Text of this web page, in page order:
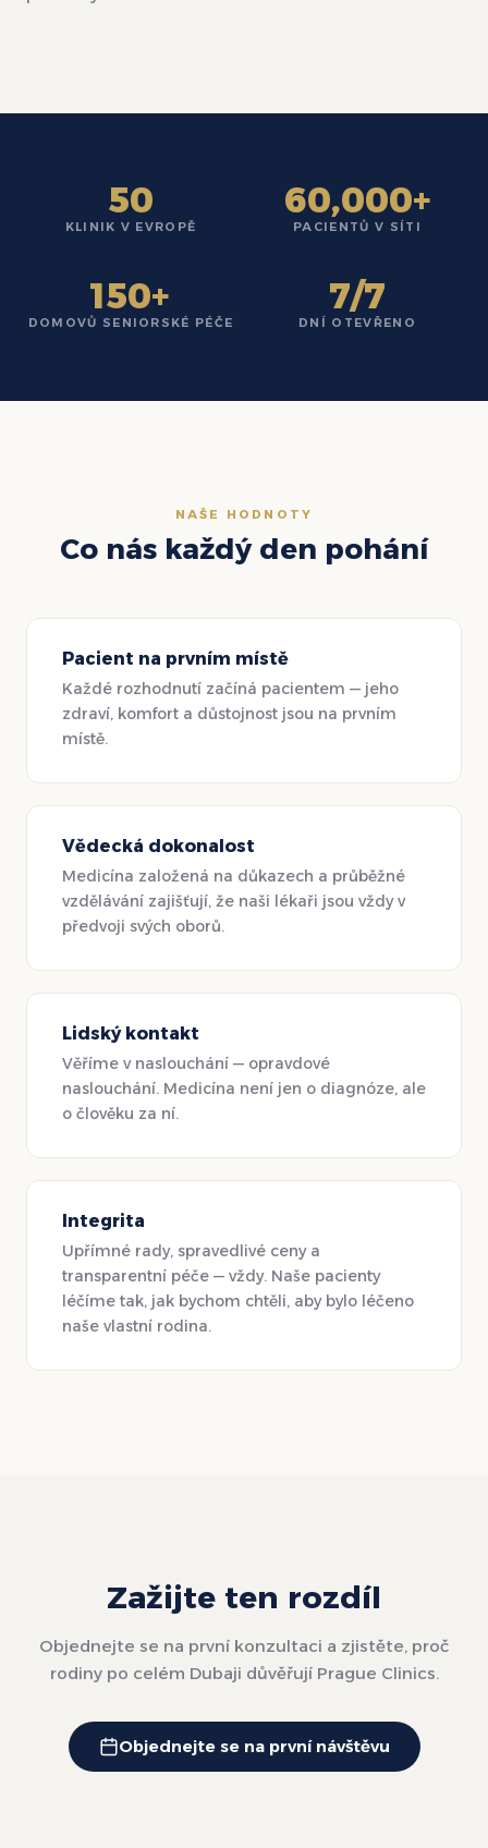
50
KLINIK V EVROPĚ
60,000+
PACIENTŮ V SÍTI
150+
DOMOVŮ SENIORSKÉ PÉČE
7/7
DNÍ OTEVŘENO
NAŠE HODNOTY
Co nás každý den pohání
Pacient na prvním místě
Každé rozhodnutí začíná pacientem — jeho
zdraví, komfort a důstojnost jsou na prvním
místě.
Vědecká dokonalost
Medicína založená na důkazech a průběžné
vzdělávání zajišťují, že naši lékaři jsou vždy v
předvoji svých oborů.
Lidský kontakt
Věříme v naslouchání — opravdové
naslouchání. Medicína není jen o diagnóze, ale
o člověku za ní.
Integrita
Upřímné rady, spravedlivé ceny a
transparentní péče — vždy. Naše pacienty
léčíme tak, jak bychom chtěli, aby bylo léčeno
naše vlastní rodina.
Zažijte ten rozdíl
Objednejte se na první konzultaci a zjistěte, proč
rodiny po celém Dubaji důvěřují Prague Clinics.
Objednejte se na první návštěvu